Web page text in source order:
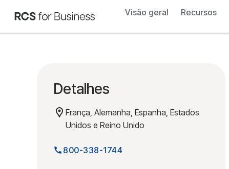
Visão geral Recursos
Detalhes
França, Alemanha, Espanha, Estados
Unidos e Reino Unido
800-338-1744